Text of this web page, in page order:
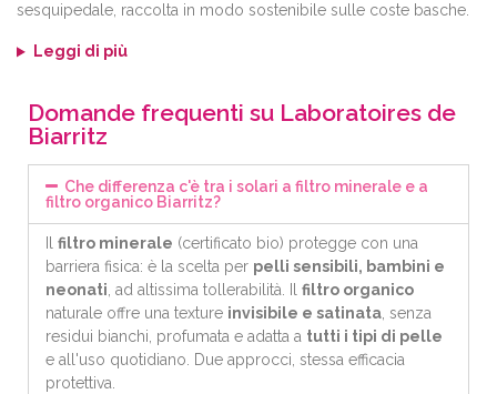
sesquipedale, raccolta in modo sostenibile sulle coste basche.
Leggi di più
Domande frequenti su Laboratoires de
Biarritz
Che differenza c'è tra i solari a filtro minerale e a
filtro organico Biarritz?
Il filtro minerale (certificato bio) protegge con una
barriera fisica: è la scelta per pelli sensibili, bambini e
neonati, ad altissima tollerabilità. Il filtro organico
naturale offre una texture invisibile e satinata, senza
residui bianchi, profumata e adatta a tutti i tipi di pelle
e all'uso quotidiano. Due approcci, stessa efficacia
protettiva.